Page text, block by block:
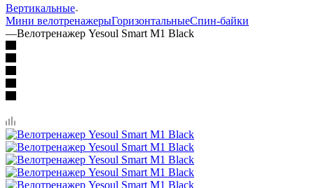
Вертикальные
Мини велотренажерыГоризонтальныеСпин-байки
—Велотренажер Yesoul Smart M1 Black